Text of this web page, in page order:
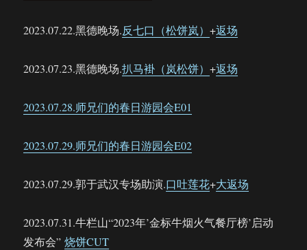
2023.07.22.黑德晚场.反七口（松饼岚）+返场
2023.07.23.黑德晚场.扒马褂（岚松饼）+返场
2023.07.28.师兄们的春日游园会E01
2023.07.29.师兄们的春日游园会E02
2023.07.29.郭于武汉专场助演.口吐莲花+大返场
2023.07.31.牛栏山“2023年’金标牛烟火气餐厅榜’启动
发布会”烧饼CUT